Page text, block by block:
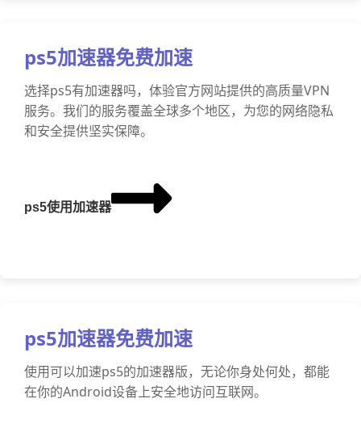
ps5加速器免费加速
选择ps5有加速器吗，体验官方网站提供的高质量VPN
服务。我们的服务覆盖全球多个地区，为您的网络隐私
和安全提供坚实保障。
ps5使用加速器
ps5加速器免费加速
使用可以加速ps5的加速器版，无论你身处何处，都能
在你的Android设备上安全地访问互联网。